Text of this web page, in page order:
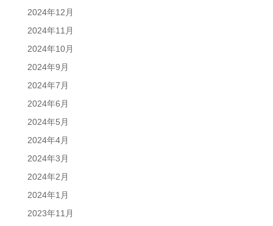
2024年12月
2024年11月
2024年10月
2024年9月
2024年7月
2024年6月
2024年5月
2024年4月
2024年3月
2024年2月
2024年1月
2023年11月